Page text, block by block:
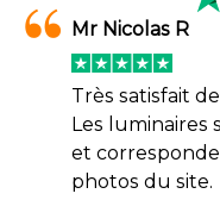
Mr Nicolas R
Très satisfait
Les luminaires
et
photos du site.